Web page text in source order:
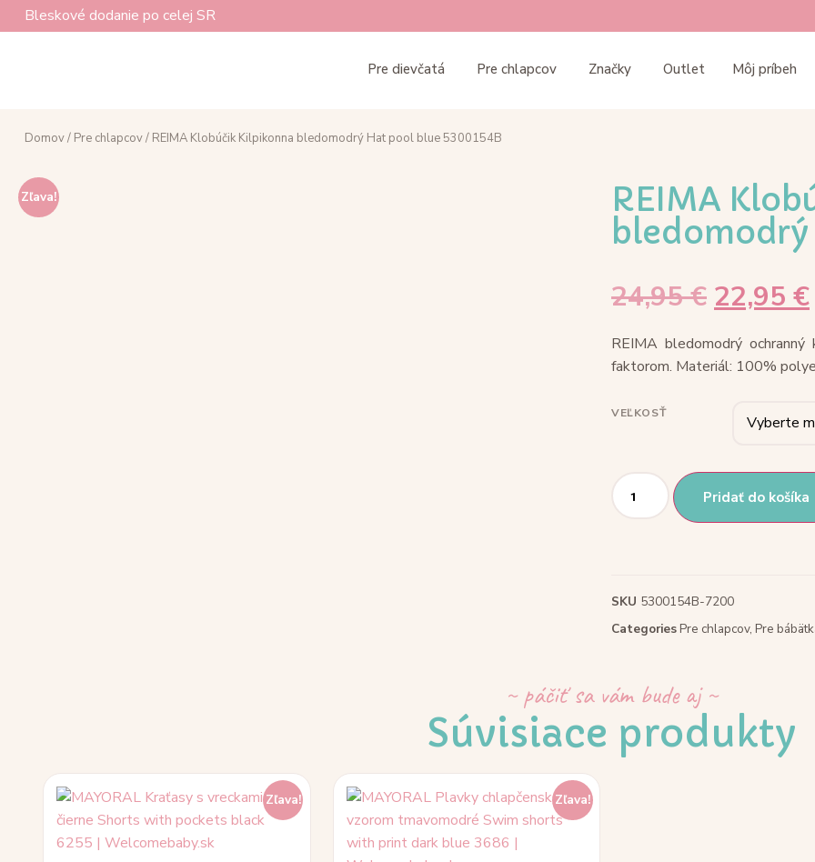
Bleskové dodanie po celej SR
Pre dievčatá Pre chlapcov Značky Outlet Môj príbeh
Domov/ Pre chlapcov/ REIMA Klobúčik Kilpikonna bledomodrý Hat pool blue 5300154B
Zľava!
REIMA
bledomodrý
24,95€ 22,95 €
REIMA bledomodrý
faktorom. Materiál: 100%
VEĽKOSŤ
Pridať do košíka
SKU 5300154B-7200
CategoriesPre chlapcov, Pre
~ páčiť sa vám bude aj ~
Súvisiace produkty
Zľava! Zľava!